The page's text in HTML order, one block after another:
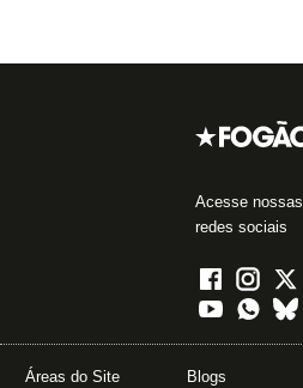
Acesse nossas
redes sociais
Áreas do Site Blogs